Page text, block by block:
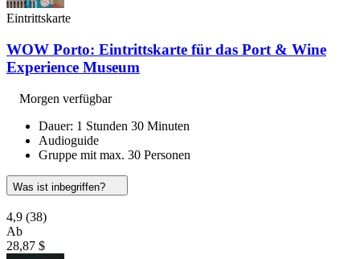
Eintrittskarte
WOW Porto: Eintrittskarte für das Port & Wine
Experience Museum
Morgen verfügbar
Dauer: 1 Stunden 30 Minuten
Audioguide
Gruppe mit max. 30 Personen
Was ist inbegriffen?
4,9 (38)
Ab
28,87 $